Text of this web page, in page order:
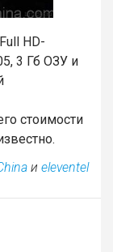
HD-
3 Гб ОЗУ и
стоимости
и eleventel